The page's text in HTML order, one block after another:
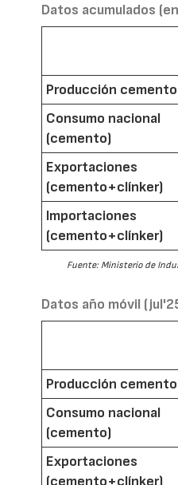
Datos acumulados
Producción cemento
Consumo nacional
(cemento)
Exportaciones
(cemento+clínker)
Importaciones
(cemento+clínker)
Fuente: Ministerio de
Datos año móvil
Producción cemento
Consumo nacional
(cemento)
Exportaciones
(cemento+clínker)